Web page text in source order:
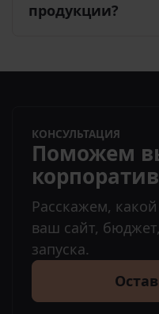
продукции?
КОНСУЛЬТАЦИЯ
Поможем
Расскажем,
ваш сайт,
запуска.